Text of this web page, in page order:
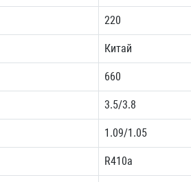
220
Китай
660
3.5/3.8
1.09/1.05
R410a